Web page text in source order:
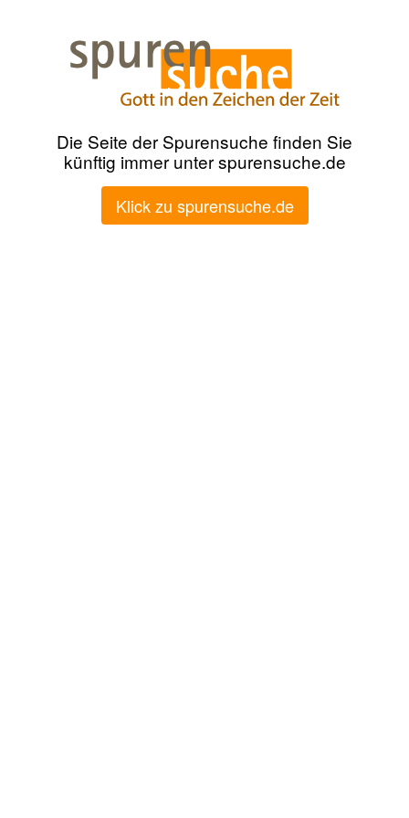
Die Seite der Spurensuche finden Sie
künftig immer unter spurensuche.de
Klick zu spurensuche.de